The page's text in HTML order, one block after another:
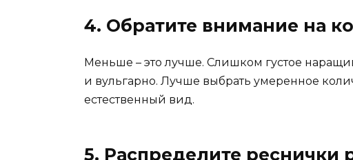
4. Обратите внимание на
Меньше – это лучше. Слишком густое
и вульгарно. Лучше выбрать умеренное
естественный вид.
5. Распределите реснички